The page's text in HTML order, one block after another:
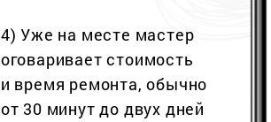
4) Уже на месте мастер
оговаривает стоимость
и время ремонта, обычно
от 30 минут до двух дней